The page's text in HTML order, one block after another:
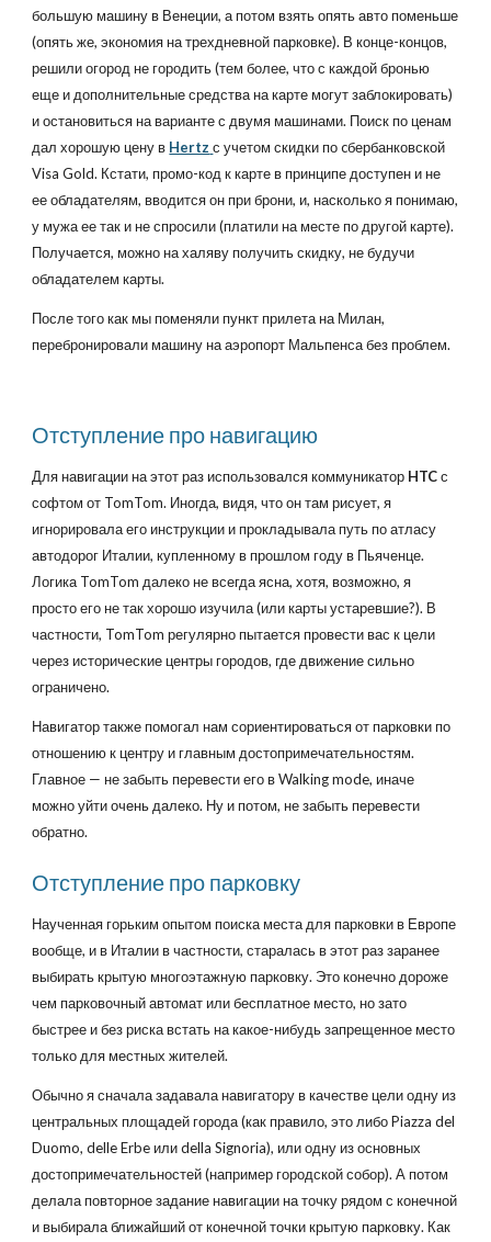
большую машину в Венеции, а потом взять опять авто поменьше
(опять же, экономия на трехдневной парковке). В конце-концов,
решили огород не городить (тем более, что с каждой бронью
еще и дополнительные средства на карте могут заблокировать)
и остановиться на варианте с двумя машинами. Поиск по ценам
дал хорошую цену в Hertz с учетом скидки по cбербанковской
Visa Gold. Кстати, промо-код к карте в принципе доступен и не
ее обладателям, вводится он при брони, и, насколько я понимаю,
у мужа ее так и не спросили (платили на месте по другой карте).
Получается, можно на халяву получить скидку, не будучи
обладателем карты.
После того как мы поменяли пункт прилета на Милан,
перебронировали машину на аэропорт Мальпенса без проблем.
Отступление про навигацию
Для навигации на этот раз использовался коммуникатор HTCс
софтом от TomTom. Иногда, видя, что он там рисует, я
игнорировала его инструкции и прокладывала путь по атласу
автодорог Италии, купленному в прошлом году в Пьяченце.
Логика TomTom далеко не всегда ясна, хотя, возможно, я
просто его не так хорошо изучила (или карты устаревшие?). В
частности, TomTom регулярно пытается провести вас к цели
через исторические центры городов, где движение сильно
ограничено.
Навигатор также помогал нам сориентироваться от парковки по
отношению к центру и главным достопримечательностям.
Главное — не забыть перевести его в Walking mode, иначе
можно уйти очень далеко. Ну и потом, не забыть перевести
обратно.
Отступление про парковку
Наученная горьким опытом поиска места для парковки в Европе
вообще, и в Италии в частности, старалась в этот раз заранее
выбирать крытую многоэтажную парковку. Это конечно дороже
чем парковочный автомат или бесплатное место, но зато
быстрее и без риска встать на какое-нибудь запрещенное место
только для местных жителей.
Обычно я сначала задавала навигатору в качестве цели одну из
центральных площадей города (как правило, это либо Piazza del
Duomo, delle Erbe или della Signoria), или одну из основных
достопримечательностей (например городской собор). А потом
делала повторное задание навигации на точку рядом с конечной
и выбирала ближайший от конечной точки крытую парковку. Как